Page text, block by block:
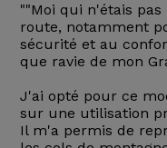
""Moi qui n'étais
route, notamment
sécurité et au
que ravie de mon
J'ai opté pour ce
sur une utilisation
Il m'a permis de